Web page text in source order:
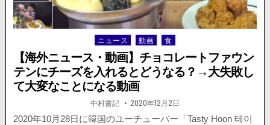
Posted
ニュース 動画 食
【海外ニュース・動画】チョコレートファウン
テンにチーズを入れるとどうなる？→大失敗し
て大変なことになる動画
著
者:
中村書記 掲
載
日：
2020年12月2日
2020年10月28日に韓国のユーチューバー「Tasty Hoon 테이